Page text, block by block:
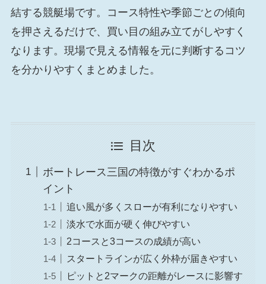
結する競艇場です。コース特性や季節ごとの傾向
を押さえるだけで、買い目の組み立てがしやすく
なります。現場で見える情報を元に判断するコツ
を分かりやすくまとめました。
目次
ボートレース三国の特徴がすぐわかるポ
イント
追い風が多くスローが有利になりやすい
淡水で水面が硬く伸びやすい
2コースと3コースの成績が高い
スタートラインが広く外枠が届きやすい
ピットと2マークの距離がレースに影響す